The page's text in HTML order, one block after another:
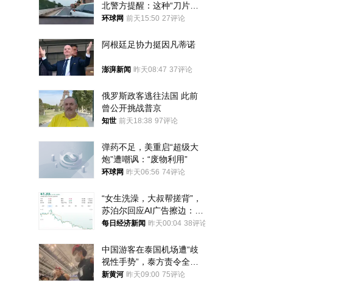
北警方提醒：这种“刀片超
车”，太危险了
环球网 前天15:50 27评论
阿根廷足协力挺因凡蒂诺
澎湃新闻 昨天08:47 37评论
俄罗斯政客逃往法国 此前
曾公开挑战普京
知世 前天18:38 97评论
弹药不足，美重启“超级大
炮”遭嘲讽：“废物利用”
环球网 昨天06:56 74评论
“女生洗澡，大叔帮搓背”，
苏泊尔回应AI广告擦边：视
频全下架，已强化内容管理
每日经济新闻 昨天00:04 38评论
中国游客在泰国机场遭“歧
视性手势”，泰方责令全面
调查，对责任人采取最严厉
新黄河 昨天09:00 75评论